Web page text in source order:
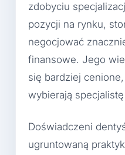
zdobyciu
pozycji na rynku,
negocjować
finansowe. Jego
się bardziej
wybierają
Doświadczeni
ugruntowaną